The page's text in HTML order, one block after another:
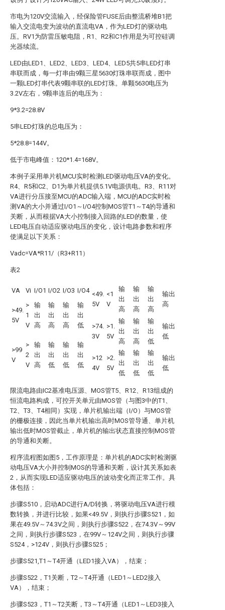
市电为120V交流输入，经保险管FUSE后由整流桥堆B1把
输入交流电变为波动的直流电VA，作为LED灯的驱动电
压。RV1为防雷压敏电阻，R1、R2和C1作用是为可控硅调
光器续流。
LED由LED1、LED2、LED3、LED4、LED5共5串LED灯串
串联而成，每一灯串由9颗三星5630灯珠串联而成，图中
一颗LED灯串代表9颗串联的LED灯珠。单颗5630电压为
3.2V左右，9颗串连后的电压为：
9*3.2=28.8V
5串LED灯珠的总电压为：
5*28.8=144V。
低于市电峰值：120*1.4=168V。
本例子采用单片机MCU实时检测LED驱动电压VA的变化。
R4、R5和C2、D1为单片机提供5.1V电源供电。R3、R11对
VA进行分压接至MCU的ADC输入端，MCU的ADC实时检
测VA的大小并通过I/O1～I/O4控制MOS管T1～T4的导通和
关断，从而根据VA大小控制接入回路的LED的数量，使
LED电压自动适应驱动电压的变化，设计电路参数和程序
使满足以下关系：
Vadc=VA*R11/（R3+R11）
表2
VA Vi I/O1 I/O2 I/O3 I/O4 <49.
5V
<1
V
输
出
高
输
出
高
输
出
高
输出
高
>49.
5V
>
1
V
输
出
高
输
出
高
输
出
高
输
出
低
>74.
3V
>1.
5V
输
出
高
输
出
高
输
出
低
输出
低
>99
V
>
2
V
输
出
高
输
出
低
输
出
低
输
出
低
>12
4V
>2.
5V
输
出
低
输
出
低
输
出
低
输出
低
限流电路由IC2基准电压源、MOS管T5、R12、R13组成的
恒流电路构成，可控开关单元由MOS管（与图3中的T1、
T2、T3、T4相同）实现，单片机输出端（I/O）与MOS管
的栅极连接，因此当单片机输出高时MOS管导通、单片机
输出低时MOS管截止，单片机的输出状态直接控制MOS管
的导通和关断。
程序流程图如图5，工作原理是：单片机的ADC实时检测驱
动电压VA大小并控制MOS的导通和关断，设计其关系如表
2，从而实现LED适应驱动电压的波动变化而正常工作。具
体包括：
步骤S510，启动ADC进行A/D转换，将驱动电压VA进行模
数转换，并进行比较，如果<49.5V，则执行步骤S521，如
果在49.5V～74.3V之间，则执行步骤S522，在74.3V～99V
之间，则执行步骤S523，在99V～124V之间，则执行步骤
S524，>124V，则执行步骤S525；
步骤S521,T1～T4开通（LED1接入VA），结束；
步骤S522，T1关断，T2～T4开通（LED1～LED2接入
VA），结束；
步骤S523，T1～T2关断，T3～T4开通（LED1～LED3接入